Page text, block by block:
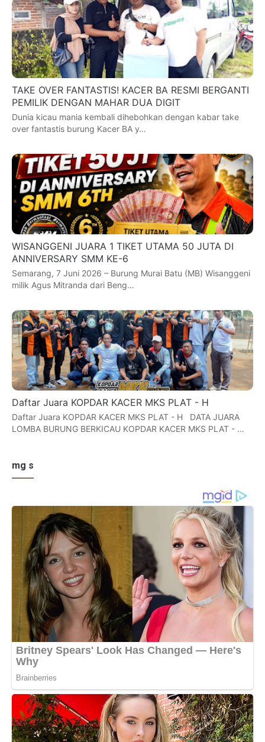
TAKE OVER FANTASTIS! KACER BA RESMI BERGANTI
PEMILIK DENGAN MAHAR DUA DIGIT
Dunia kicau mania kembali dihebohkan dengan kabar take
over fantastis burung Kacer BA y…
WISANGGENI JUARA 1 TIKET UTAMA 50 JUTA DI
ANNIVERSARY SMM KE-6
Semarang, 7 Juni 2026 – Burung Murai Batu (MB) Wisanggeni
milik Agus Mitranda dari Beng…
Daftar Juara KOPDAR KACER MKS PLAT - H
Daftar Juara KOPDAR KACER MKS PLAT - H DATA JUARA
LOMBA BURUNG BERKICAU KOPDAR KACER MKS PLAT - …
mg s